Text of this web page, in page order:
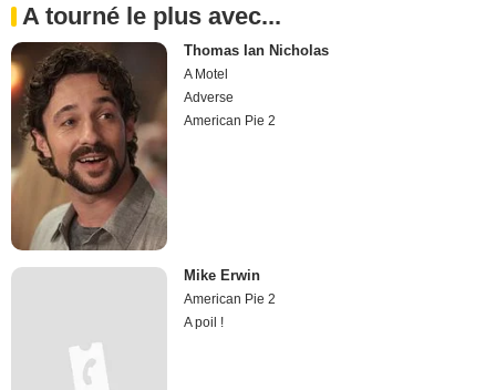
A tourné le plus avec...
Thomas Ian Nicholas
A Motel
Adverse
American Pie 2
Mike Erwin
American Pie 2
A poil !